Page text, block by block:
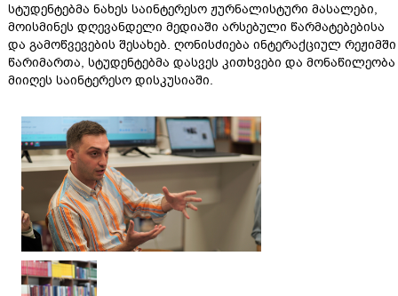
სტუდენტებმა ნახეს საინტერესო ჟურნალისტური მასალები,
მოისმინეს დღევანდელი მედიაში არსებული წარმატებებისა
და გამოწვევების შესახებ. ღონისძიება ინტერაქციულ რეჟიმში
წარიმართა, სტუდენტებმა დასვეს კითხვები და მონაწილეობა
მიიღეს საინტერესო დისკუსიაში.